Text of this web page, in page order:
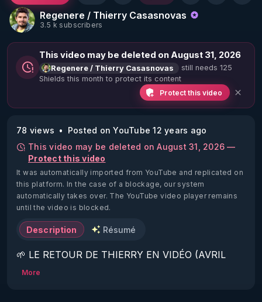
Regenere / Thierry Casasnovas
3.5 k subscribers
This video may be deleted on August 31, 2026
Regenere / Thierry Casasnovas
still needs 125
Shields this month to protect its content
Protect this video
78 views
Posted on YouTube 12 years ago
This video may be deleted on August 31, 2026 —
Protect this video
It was automatically imported from YouTube and replicated on
this platform. In the case of a blockage, our system
automatically takes over. The YouTube video player remains
until the video is blocked.
Description Résumé
🌱 LE RETOUR DE THIERRY EN VIDÉO (AVRIL
2022)!
More